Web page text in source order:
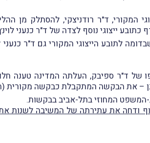
בקשת התובע הייצוגי המקורי, ד"ר רודניצקי,
ייצוגי נוסף לצדה של ד"ר כנעני
לתובע הייצוגי המקורי גם ד"ר
של ד"ר ספיבק, העלתה המדינה
– את הבקשה המתקבלת כבקשה מקורית
ודחה את עתירתה של המשיבה לשנות